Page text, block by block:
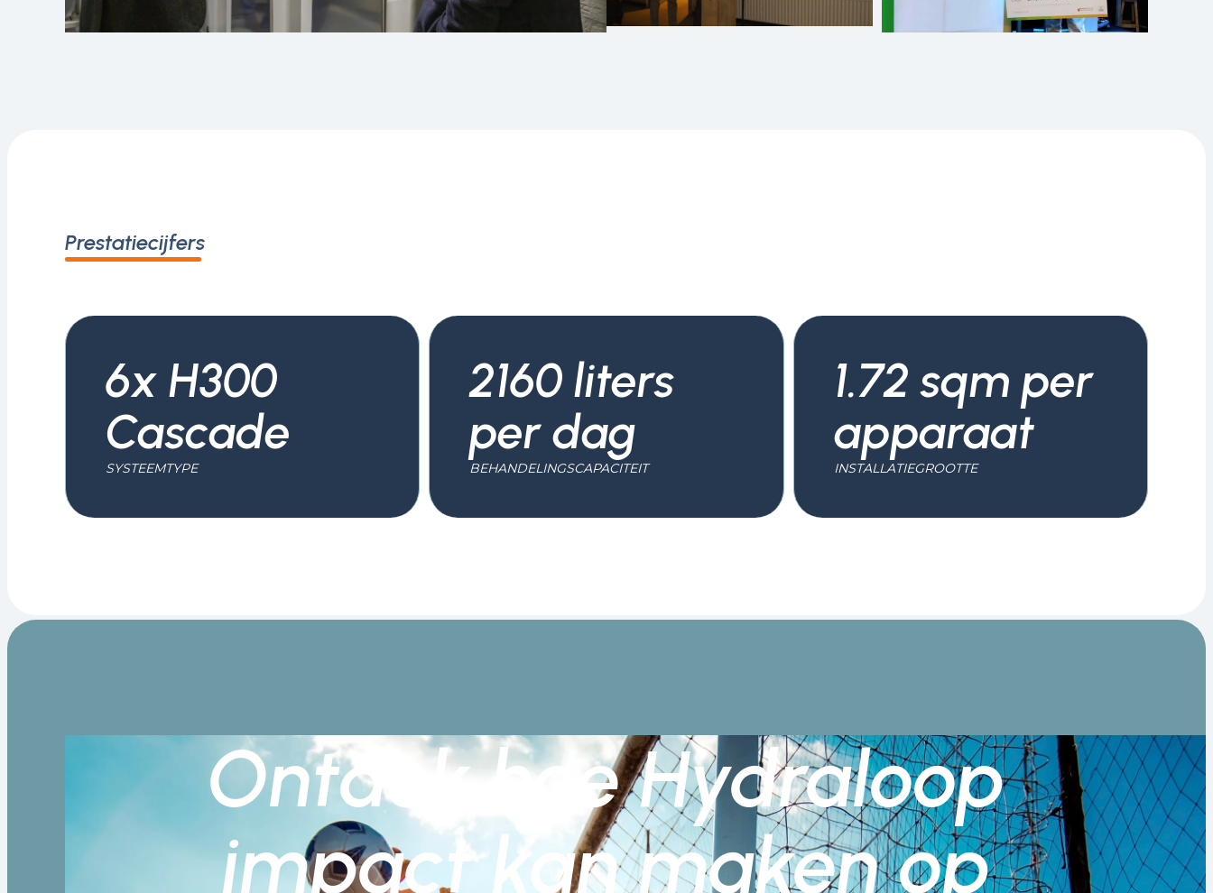
Prestatiecijfers
6x H300
Cascade
SYSTEEMTYPE
2160 liters
per dag
BEHANDELINGSCAPACITEIT
1.72 sqm per
apparaat
INSTALLATIEGROOTTE
Ontdek hoe Hydraloop
impact kan maken op